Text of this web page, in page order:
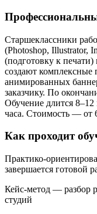
Старшеклассники
(Photoshop, Illustrator,
(подготовку к
создают комплексные
анимированных
заказчику. По
Обучение длится
часа. Стоимость — от
Как проходит
Практико-
завершается готовой
Кейс-метод — разбор
студий